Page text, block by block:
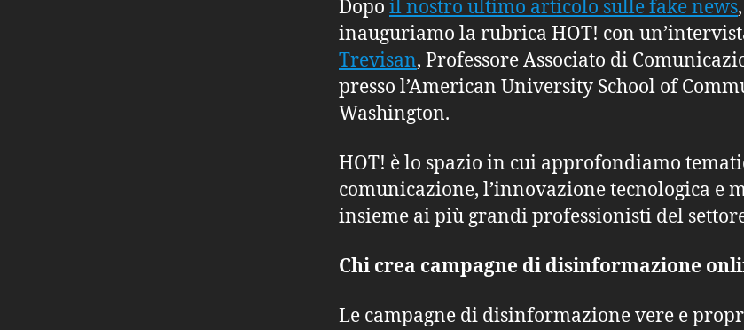
Dopo il nostro ultimo articolo sulle fake news,
inauguriamo la rubrica HOT! con
Trevisan, Professore Associato di
presso l’American University School of
Washington.
HOT! è lo spazio in cui approfondiamo
comunicazione, l’innovazione tecnologica e
insieme ai più grandi professionisti del
Chi crea campagne di disinformazione
Le campagne di disinformazione vere e